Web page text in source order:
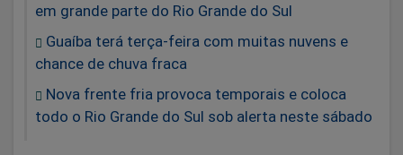
em grande parte do Rio Grande do Sul
Guaíba terá terça-feira com muitas nuvens e
chance de chuva fraca
Nova frente fria provoca temporais e coloca
todo o Rio Grande do Sul sob alerta neste sábado